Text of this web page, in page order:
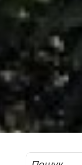
Пошук